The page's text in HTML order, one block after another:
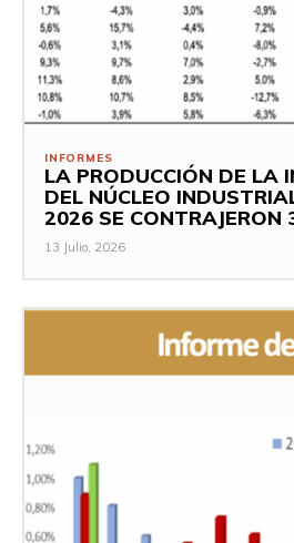
INFORMES
LA PRODUCCIÓN DE LA
DEL NÚCLEO
2026 SE CONTRAJERON
13 Julio, 2026